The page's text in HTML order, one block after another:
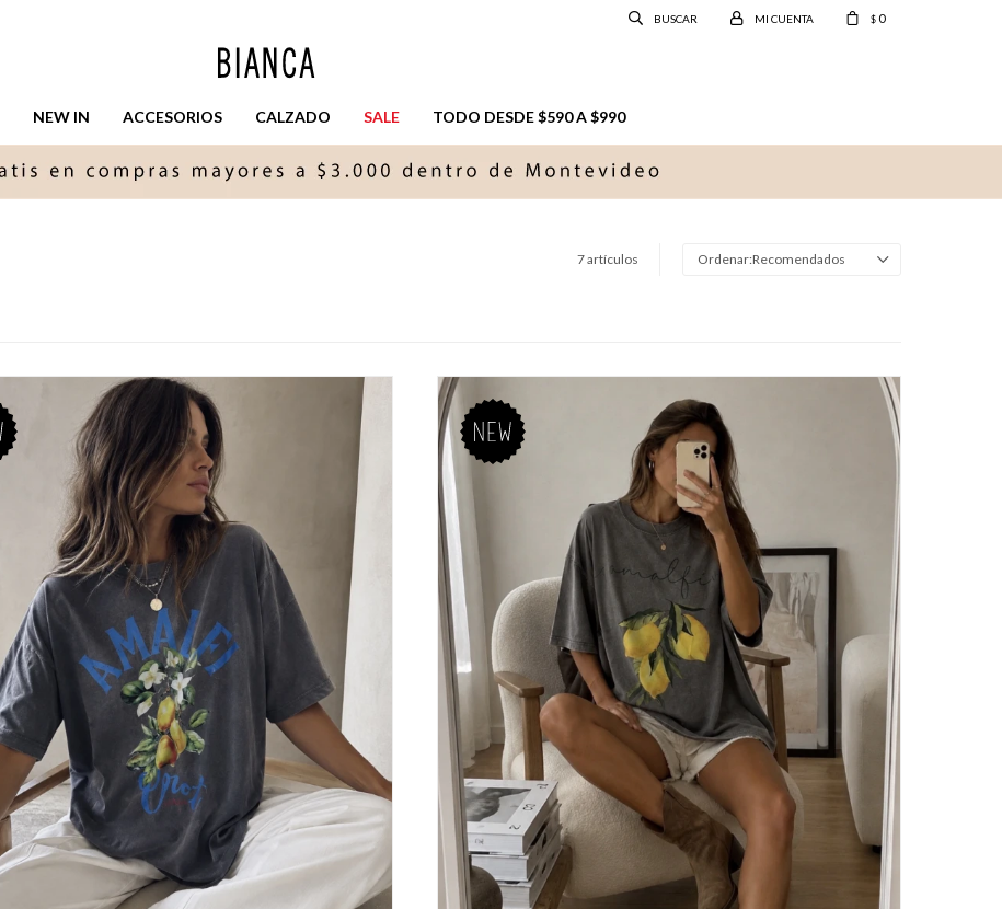
NEW IN ACCESORIOS CALZADO SALE TODO DESDE $590 A $990
$ 0
7 artículos Recomendados